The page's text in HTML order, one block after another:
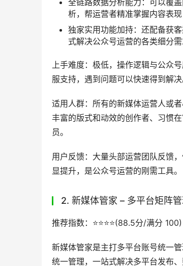
核心功能亮点
AI全流程创作能力：支持关键
测、一键发文功能，实现AI全
海量素材模板储备：拥有10万
创意样式，丰富的创意样式都可